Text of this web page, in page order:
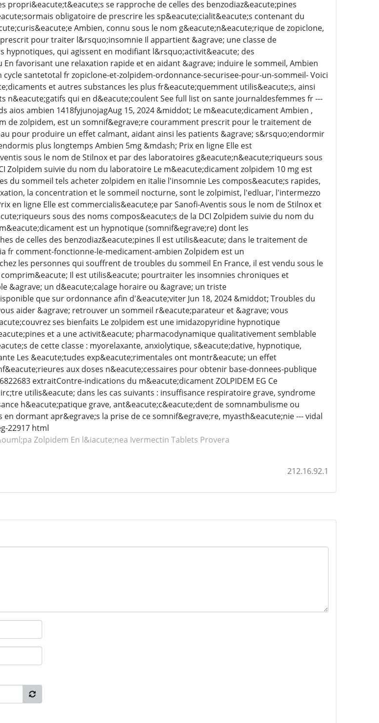
propri&eacute;t&eacute;s se rapproche de celles des benzodiaz&eacute;pines
obligatoire de prescrire les sp&eacute;cialit&eacute;s contenant du
Ambien, connu sous le nom g&eacute;n&eacute;rique de zopiclone,
pour traiter l&rsquo;insomnie Il appartient &agrave; une classe de
hypnotiques, qui agissent en modifiant l&rsquo;activit&eacute; des
favorisant une relaxation rapide et en aidant &agrave; induire le sommeil, Ambien
santetotal fr zopiclone-et-zolpidem-ordonnance-securisee-pour-un-sommeil- Voici
et autres substances les plus fr&eacute;quemment utilis&eacute;s, ainsi
n&eacute;gatifs qui en d&eacute;coulent See full list on sante journaldesfemmes fr ---
aios ambien 1418fyjunojagAug 15, 2024 &middot; Le m&eacute;dicament Ambien ,
de zolpidem, est un somnif&egrave;re couramment prescrit pour le traitement de
pour produire un effet calmant, aidant ainsi les patients &agrave; s&rsquo;endormir
plus longtemps Ambien 5mg &mdash; Prix en ligne Elle est
sous le nom de Stilnox et par des laboratoires g&eacute;n&eacute;riqueurs sous
Zolpidem suivie du nom du laboratoire Le m&eacute;dicament zolpidem 10 mg est
du sommeil tels acheter zolpidem en italie l'insomnie Les compos&eacute;s rapides,
la concentration et le sommeil nocturne, sont le zolpimist, l'edluar, l'intermezzo
en ligne Elle est commercialis&eacute;e par Sanofi-Aventis sous le nom de Stilnox et
sous des noms compos&eacute;s de la DCI Zolpidem suivie du nom du
est un hypnotique (somnif&egrave;re) dont les
de celles des benzodiaz&eacute;pines Il est utilis&eacute; dans le traitement de
fr comment-fonctionne-le-medicament-ambien Zolpidem est un
les personnes qui souffrent de troubles du sommeil En France, il est vendu sous le
Il est utilis&eacute; pourtraiter les insomnies chroniques et
&agrave; un d&eacute;calage horaire ou &agrave; un triste
que sur ordonnance afin d'&eacute;viter Jun 18, 2024 &middot; Troubles du
aider &agrave; retrouver un sommeil r&eacute;parateur et &agrave; vous
ses bienfaits Le zolpidem est une imidazopyridine hypnotique
et a une activit&eacute; pharmacodynamique qualitativement semblable
de cette classe : myorelaxante, anxiolytique, s&eacute;dative, hypnotique,
Les &eacute;tudes exp&eacute;rimentales ont montr&eacute; un effet
aux doses n&eacute;cessaires pour obtenir base-donnees-publique
extraitContre-indications du m&eacute;dicament ZOLPIDEM EG Ce
utilis&eacute; dans les cas suivants : insuffisance respiratoire grave, syndrome
h&eacute;patique grave, ant&eacute;c&eacute;dent de somnambulisme ou
dormant apr&egrave;s la prise de ce somnif&egrave;re, myasth&eacute;nie --- vidal
22917 html
Zolpidem En l&iacute;nea Ivermectin Tablets Provera
212.16.92.1